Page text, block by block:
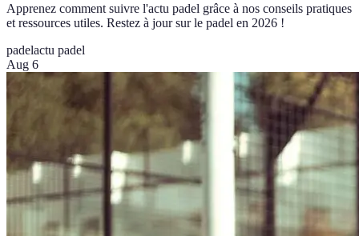
Apprenez comment suivre l'actu padel grâce à nos conseils pratiques
et ressources utiles. Restez à jour sur le padel en 2026 !
padelactu padel
Aug 6